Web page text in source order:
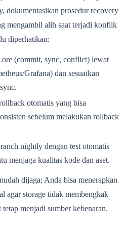
dokumentasikan prosedur recovery
mengambil alih saat terjadi konflik
diperhatikan:
(commit, sync, conflict) lewat
Grafana) dan sesuaikan
otomatis yang bisa
sebelum melakukan rollback
nightly dengan test otomatis
menjaga kualitas kode dan aset.
dijaga; Anda bisa menerapkan
agar storage tidak membengkak
menjadi sumber kebenaran.